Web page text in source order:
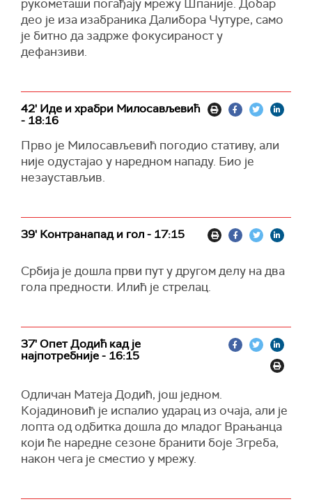
рукометаши погађају мрежу Шпаније. Добар
део је иза изабраника Далибора Чутуре, само
је битно да задрже фокусираност у
дефанзиви.
42' Иде и храбри Милосављевић
- 18:16
Прво је Милосављевић погодио стативу, али
није одустајао у наредном нападу. Био је
незаустављив.
39' Контранапад и гол - 17:15
Србија је дошла први пут у другом делу на два
гола предности. Илић је стрелац.
37' Опет Додић кад је
најпотребније - 16:15
Одличан Матеја Додић, још једном.
Којадиновић је испалио ударац из очаја, али је
лопта од одбитка дошла до младог Врањанца
који ће наредне сезоне бранити боје Згреба,
након чега је сместио у мрежу.